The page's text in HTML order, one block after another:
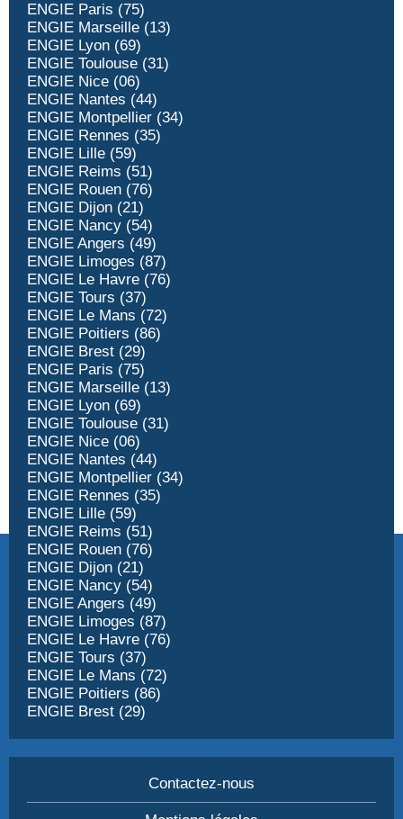
ENGIE Paris (75)
ENGIE Marseille (13)
ENGIE Lyon (69)
ENGIE Toulouse (31)
ENGIE Nice (06)
ENGIE Nantes (44)
ENGIE Montpellier (34)
ENGIE Rennes (35)
ENGIE Lille (59)
ENGIE Reims (51)
ENGIE Rouen (76)
ENGIE Dijon (21)
ENGIE Nancy (54)
ENGIE Angers (49)
ENGIE Limoges (87)
ENGIE Le Havre (76)
ENGIE Tours (37)
ENGIE Le Mans (72)
ENGIE Poitiers (86)
ENGIE Brest (29)
ENGIE Paris (75)
ENGIE Marseille (13)
ENGIE Lyon (69)
ENGIE Toulouse (31)
ENGIE Nice (06)
ENGIE Nantes (44)
ENGIE Montpellier (34)
ENGIE Rennes (35)
ENGIE Lille (59)
ENGIE Reims (51)
ENGIE Rouen (76)
ENGIE Dijon (21)
ENGIE Nancy (54)
ENGIE Angers (49)
ENGIE Limoges (87)
ENGIE Le Havre (76)
ENGIE Tours (37)
ENGIE Le Mans (72)
ENGIE Poitiers (86)
ENGIE Brest (29)
Contactez-nous